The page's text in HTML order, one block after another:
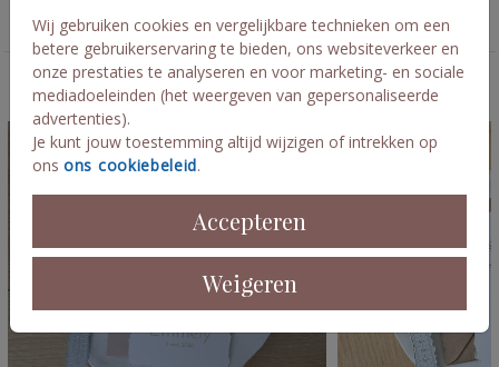
Wij gebruiken cookies en vergelijkbare technieken om een
betere gebruikerservaring te bieden, ons websiteverkeer en
onze prestaties te analyseren en voor marketing- en sociale
mediadoeleinden (het weergeven van gepersonaliseerde
advertenties).
Je kunt jouw toestemming altijd wijzigen of intrekken op
ons ons cookiebeleid.
Accepteren
Weigeren
Handgeschept look scheur kaart
Deze kaarten vind je misschien ook leuk